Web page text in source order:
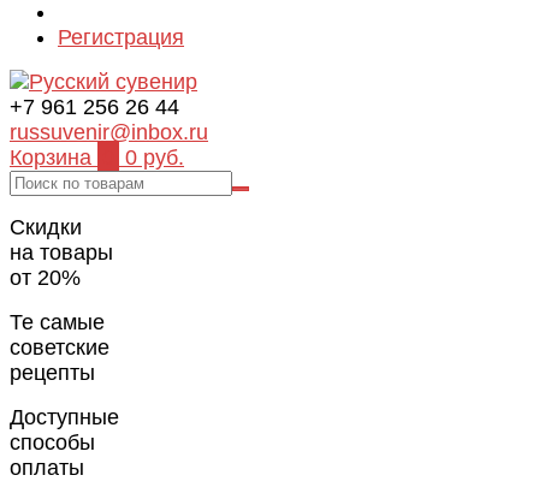
Регистрация
+7 961 256 26 44
russuvenir@inbox.ru
Корзина
0 руб.
Скидки
на товары
от 20%
Те самые
советские
рецепты
Доступные
способы
оплаты